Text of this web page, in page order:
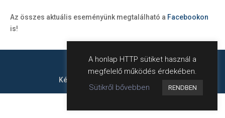
Az összes aktuális eseményünk megtalálható a Facebookon
is!
Készítette:
A honlap HTTP sütiket használ a
megfelelő működés érdekében.
Sütikről bővebben
RENDBEN